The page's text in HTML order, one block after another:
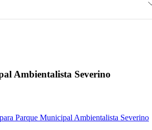
Ambientalista Severino
Parque Municipal Ambientalista Severino